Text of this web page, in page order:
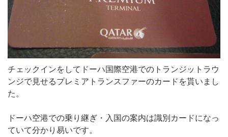
チェックインをしてドーハ国際空港でのトランジットラウ
ンジで見せるプレミアトランスファーのカードを貰いまし
た。
ドーハ空港での乗り継ぎ・入国の案内は識別カードになっ
ていて分かり易いです。